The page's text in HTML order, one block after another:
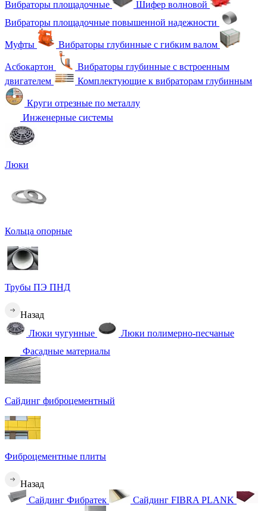
Вибраторы площадочные
Шифер волновой
Вибраторы площадочные повышенной надежности
Муфты Вибраторы глубинные с гибким валом
Асбокартон
Вибраторы глубинные с встроенным
двигателем
Комплектующие к вибраторам глубинным
Круги отрезные по металлу
Инженерные системы
Люки
Кольца опорные
Трубы ПЭ ПНД
Назад
Люки чугунные
Люки полимерно-песчаные
Фасадные материалы
Сайдинг фиброцементный
Фиброцементные плиты
Назад
Сайдинг Фибратек
Сайдинг FIBRA PLANK